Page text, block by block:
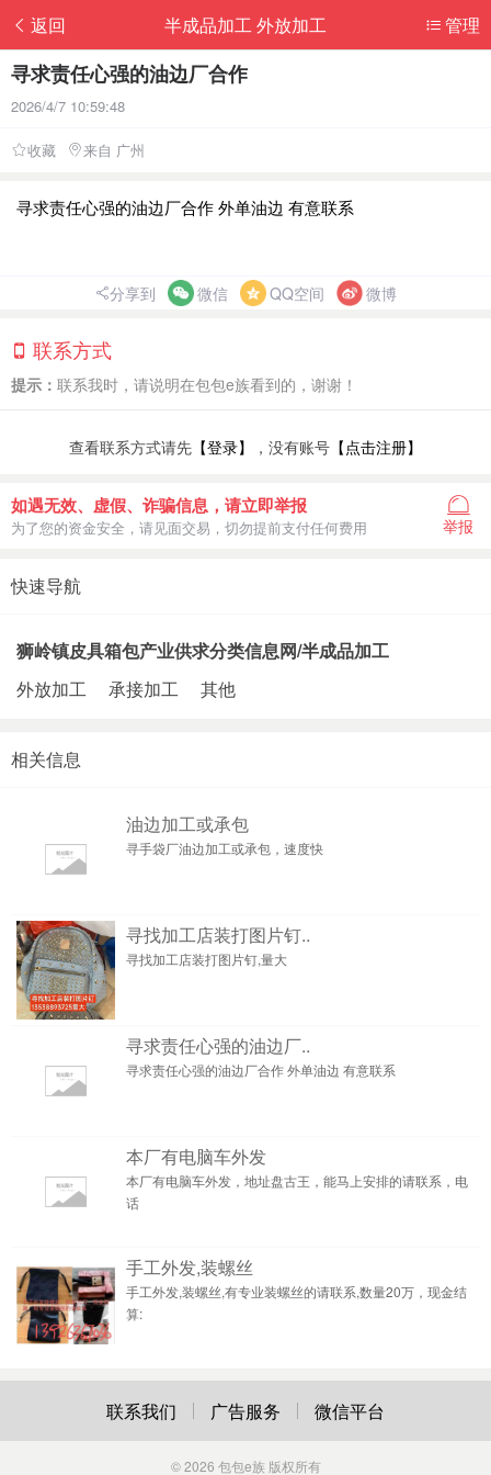
返回 管理
半成品加工 外放加工
寻求责任心强的油边厂合作
2026/4/7 10:59:48
收藏 来自 广州
寻求责任心强的油边厂合作 外单油边 有意联系
分享到 微信 QQ空间 微博
联系方式
提示： 联系我时，请说明在包包e族看到的，谢谢！
查看联系方式请先 【登录】 ，没有账号 【点击注册】
如遇无效、虚假、诈骗信息，请立即举报
为了您的资金安全，请见面交易，切勿提前支付任何费用 举报
快速导航
狮岭镇皮具箱包产业供求分类信息网/半成品加工
外放加工
承接加工 其他
相关信息
油边加工或承包
寻手袋厂油边加工或承包，速度快
寻找加工店装打图片钉..
寻找加工店装打图片钉,量大
寻求责任心强的油边厂..
寻求责任心强的油边厂合作 外单油边 有意联系
本厂有电脑车外发
本厂有电脑车外发，地址盘古王，能马上安排的请联系，电
话
手工外发,装螺丝
手工外发,装螺丝,有专业装螺丝的请联系,数量20万，现金结
算:
联系我们 广告服务 微信平台
© 2026 包包e族版权所有